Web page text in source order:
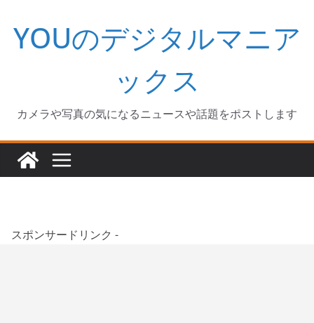
キ
YOUのデジタルマニア
ックス
カメラや写真の気になるニュースや話題をポストします
スポンサードリンク -